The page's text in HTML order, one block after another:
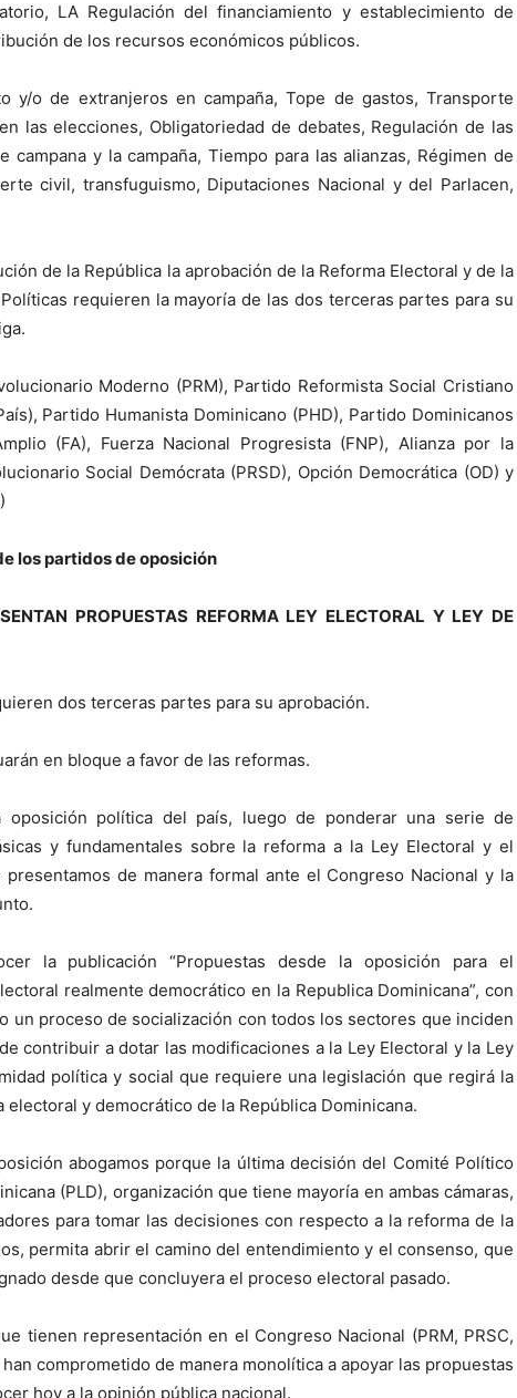
LA Regulación del financiamiento y establecimiento de
de los recursos económicos públicos.
y/o de extranjeros en campaña, Tope de gastos, Transporte
las elecciones, Obligatoriedad de debates, Regulación de las
campana y la campaña, Tiempo para las alianzas, Régimen de
civil, transfuguismo, Diputaciones Nacional y del Parlacen,
de la República la aprobación de la Reforma Electoral y de la
requieren la mayoría de las dos terceras partes para su
Moderno (PRM), Partido Reformista Social Cristiano
Partido Humanista Dominicano (PHD), Partido Dominicanos
(FA), Fuerza Nacional Progresista (FNP), Alianza por la
Social Demócrata (PRSD), Opción Democrática (OD) y
los partidos de oposición
PROPUESTAS REFORMA LEY ELECTORAL Y LEY DE
dos terceras partes para su aprobación.
en bloque a favor de las reformas.
oposición política del país, luego de ponderar una serie de
y fundamentales sobre la reforma a la Ley Electoral y el
de manera formal ante el Congreso Nacional y la
la publicación “Propuestas desde la oposición para el
realmente democrático en la Republica Dominicana”, con
un proceso de socialización con todos los sectores que inciden
contribuir a dotar las modificaciones a la Ley Electoral y la Ley
política y social que requiere una legislación que regirá la
y democrático de la República Dominicana.
abogamos porque la última decisión del Comité Político
(PLD), organización que tiene mayoría en ambas cámaras,
para tomar las decisiones con respecto a la reforma de la
permita abrir el camino del entendimiento y el consenso, que
desde que concluyera el proceso electoral pasado.
tienen representación en el Congreso Nacional (PRM, PRSC,
comprometido de manera monolítica a apoyar las propuestas
hoy a la opinión pública nacional.